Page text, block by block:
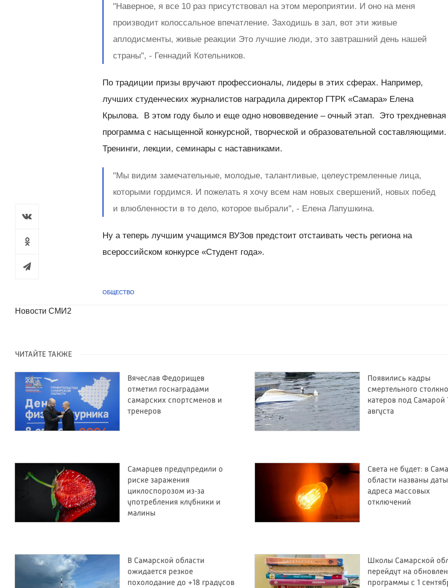
"Наверное, я все 10 раз присутствовал на этом мероприятии. И оно на меня
производит колоссальное впечатление. Заходишь в зал, вот эти живые
аплодисменты, живые реакции Это лучшие люди, это завтрашний день нашей
страны", - Геннадий Котельников.
По традиции призы вручают профессионалы, лидеры в этих сферах. Например,
лучших студенческих журналистов наградила директор ГТРК «Самара» Елена
Крылова. В этом году было и еще одно нововведение – очный этап. Это трехдневная
программа с насыщенной конкурсной, творческой и образовательной составляющими.
Тренинги, лекции, семинары с наставниками.
"Мы видим замечательные, молодые, талантливые, целеустремленные лица,
которыми гордимся. И пожелать я хочу всем нам новых свершений, новых побед
и влюбленности в то дело, которое выбрали", - Елена Лапушкина.
Ну а теперь лучшим учащимся ВУЗов предстоит отстаивать честь региона на
всероссийском конкурсе «Студент года».
ОБЩЕСТВО
Новости СМИ2
ЧИТАЙТЕ ТАКЖЕ
Вячеслав Федорищев
отметил госнаградами
самарских спортсменов и
тренеров
Появились кадры
смертельного
катеров под Самарой
августа
Самарцев предупредили о
риске заражения
циклоспорозом из‑за
употребления клубники и
малины
Света не будет: в
области названы
адреса массовых
отключений
В Самарской области
ожидается резкое
похолодание до +18 градусов
Школы Самарской
перейдут на
программы с 1